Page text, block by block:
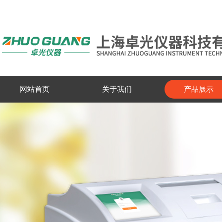
网站首页 关于我们 产品展示